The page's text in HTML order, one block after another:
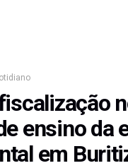
ensino da
em